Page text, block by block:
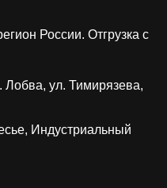
России. Отгрузка с
Лобва, ул. Тимирязева,
Индустриальный